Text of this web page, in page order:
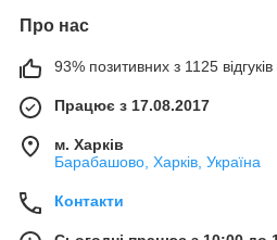
Про нас
93% позитивних з 1125 відгуків
Працює з 17.08.2017
м. Харків
Барабашово, Харків, Україна
Контакти